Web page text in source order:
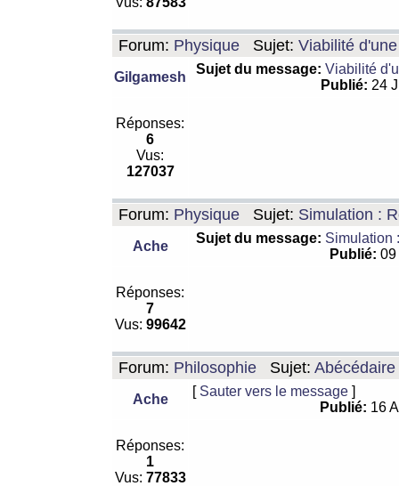
Forum: Physique Sujet: Viabilité
Gilgamesh
Sujet du message: Viabilité
Publié: 24
Réponses:
6
Vus:
127037
Forum: Physique Sujet: Simulation :
Ache
Sujet du message: Simulation
Publié:
Réponses:
7
Vus: 99642
Forum: Philosophie Sujet: Abécédaire
Ache
[ Sauter vers le message ]
Publié: 16
Réponses:
1
Vus: 77833